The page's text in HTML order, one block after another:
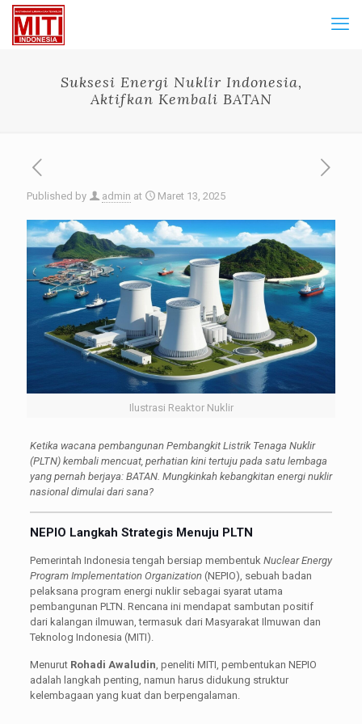
Suksesi Energi Nuklir Indonesia,
Aktifkan Kembali BATAN
Published by admin at Maret 13, 2025
Ilustrasi Reaktor Nuklir
Ketika wacana pembangunan Pembangkit Listrik Tenaga Nuklir
(PLTN) kembali mencuat, perhatian kini tertuju pada satu lembaga
yang pernah berjaya: BATAN. Mungkinkah kebangkitan energi nuklir
nasional dimulai dari sana?
NEPIO Langkah Strategis Menuju PLTN
Pemerintah Indonesia tengah bersiap membentuk Nuclear Energy
Program Implementation Organization(NEPIO), sebuah badan
pelaksana program energi nuklir sebagai syarat utama
pembangunan PLTN. Rencana ini mendapat sambutan positif
dari kalangan ilmuwan, termasuk dari Masyarakat Ilmuwan dan
Teknolog Indonesia (MITI).
Menurut Rohadi Awaludin , peneliti MITI, pembentukan NEPIO
adalah langkah penting, namun harus didukung struktur
kelembagaan yang kuat dan berpengalaman.